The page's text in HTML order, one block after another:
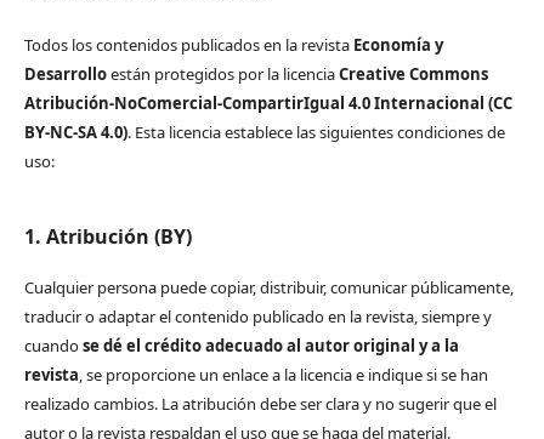
Todos los contenidos publicados en la revista Economía y
Desarrolloestán protegidos por la licenciaCreative Commons
Atribución-NoComercial-CompartirIgual 4.0 Internacional (CC
BY-NC-SA 4.0). Esta licencia establece las siguientes condiciones de
uso:
1. Atribución (BY)
Cualquier persona puede copiar, distribuir, comunicar públicamente,
traducir o adaptar el contenido publicado en la revista, siempre y
cuandose dé el crédito adecuado al autor original y a la
revista, se proporcione un enlace a la licencia e indique si se han
realizado cambios. La atribución debe ser clara y no sugerir que el
autor o la revista respaldan el uso que se haga del material.